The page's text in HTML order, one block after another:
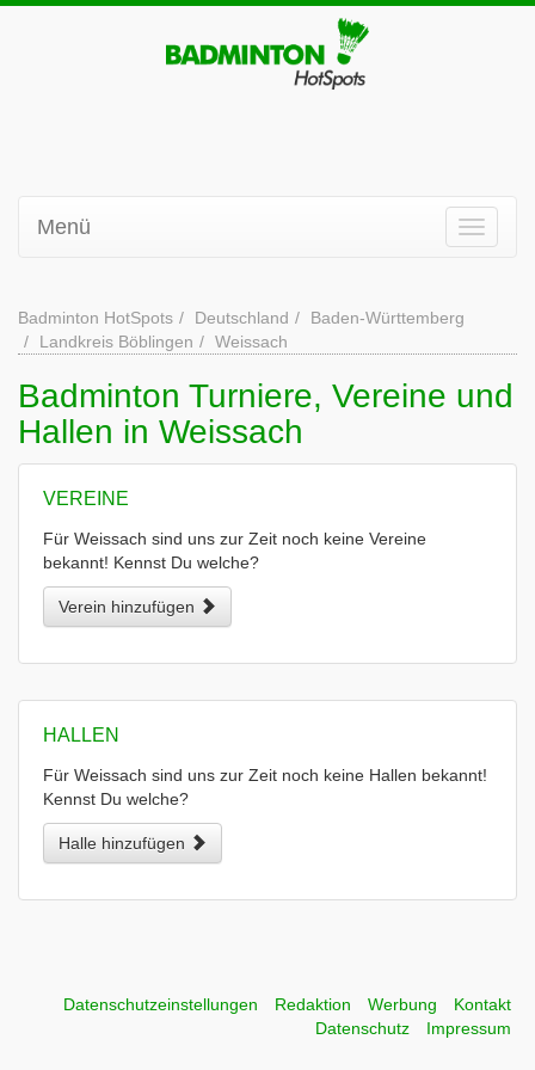
Menü
Badminton HotSpots Deutschland
Baden-Württemberg
Landkreis Böblingen
Weissach
Badminton Turniere, Vereine und
Hallen in Weissach
VEREINE
Für Weissach sind uns zur Zeit noch keine Vereine
bekannt! Kennst Du welche?
Verein hinzufügen
HALLEN
Für Weissach sind uns zur Zeit noch keine Hallen bekannt!
Kennst Du welche?
Halle hinzufügen
Datenschutzeinstellungen Redaktion Werbung
Kontakt
Datenschutz
Impressum